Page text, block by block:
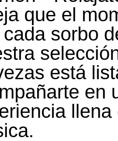
que el
sorbo
está
en
llena